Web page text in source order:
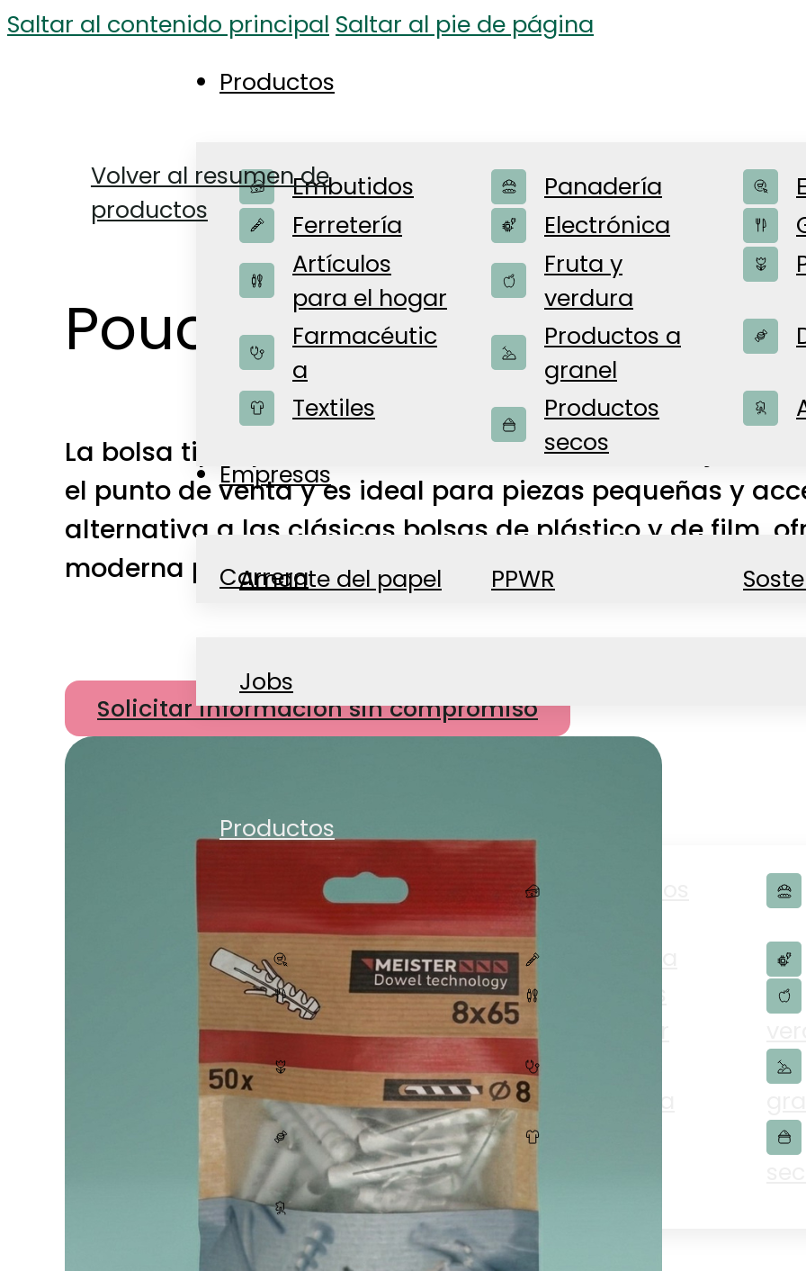
Saltar al contenido principal Saltar al pie de página
Productos
Embutidos Panadería
Ferretería
Electrónica
Artículos
para el hogar
Fruta y
verdura
Farmacéutic
a
Productos a
granel
Textiles
Productos
secos
Empresas
Amante del papel PPWR
Carrera
Jobs
Noticias
Contacto
Productos
Todos los
productos
E-Commerce
Gastronomía
para el hogar
Plantas
Farmacéutica
Dulces
Accesorios
Tienda
Volver al resumen de
productos
Pouch Bag
La bolsa tipo «pouch» es una solución de embalaje a
el punto de venta y es ideal para piezas pequeñas y
alternativa a las clásicas bolsas de plástico y de film,
moderna para un montón de usos diferentes.
Solicitar información sin compromiso